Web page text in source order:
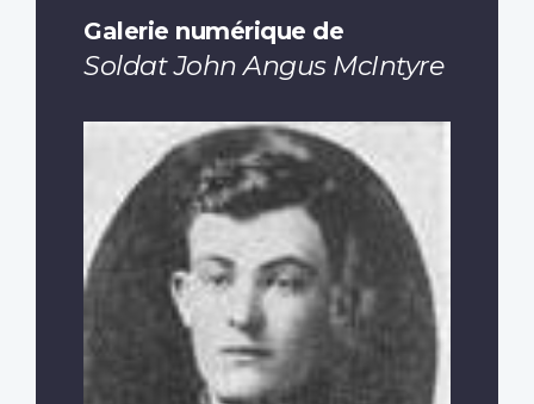
Galerie numérique de
Soldat John Angus McIntyre